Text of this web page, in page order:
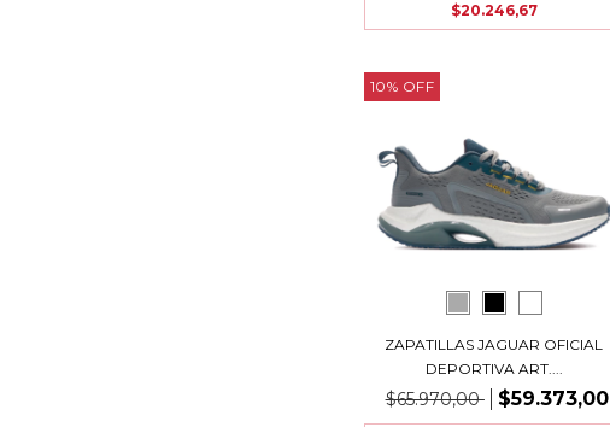
$20.246,67
10% OFF
ZAPATILLAS JAGUAR OFICIAL
DEPORTIVA ART....
$65.970,00 $59.373,00